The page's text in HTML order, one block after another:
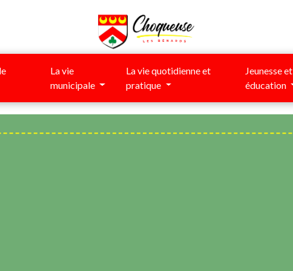
La vie
municipale
La vie quotidienne et
pratique
Jeunesse et
éducation